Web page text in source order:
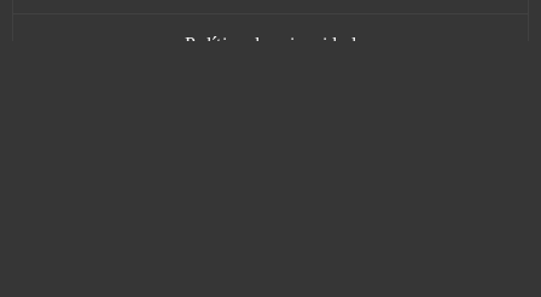
Política de privacidad